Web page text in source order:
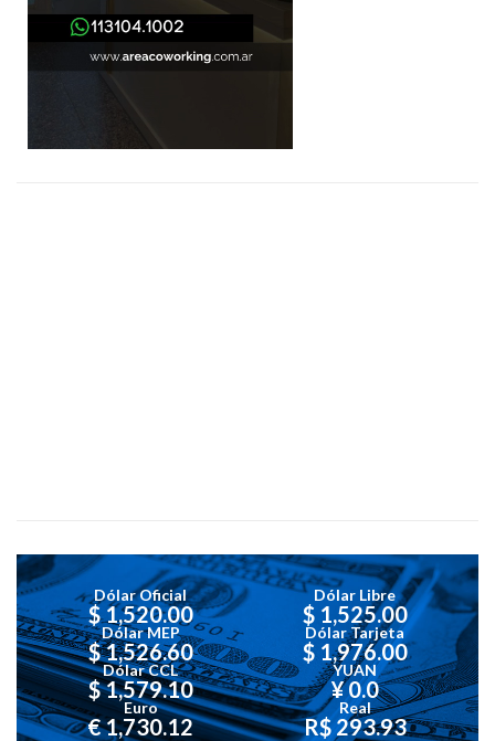
Dólar Oficial
$ 1,520.00
Dólar Libre
$ 1,525.00
Dólar MEP
$ 1,526.60
Dólar Tarjeta
$ 1,976.00
Dólar CCL
$ 1,579.10
YUAN
¥ 0.0
Euro
€ 1,730.12
Real
R$ 293.93